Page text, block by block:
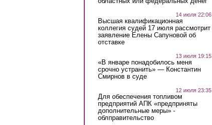
14 июля 22:06
Высшая квалификационная
коллегия судей 17 июля рассмотрит
заявление Елены Сапуновой об
отставке
13 июля 19:15
«В январе понадобилось меня
срочно устранить» — Константин
Смирнов в суде
12 июля 23:35
Для обеспечения топливом
предприятий АПК «предприняты
дополнительные меры» -
облправительство